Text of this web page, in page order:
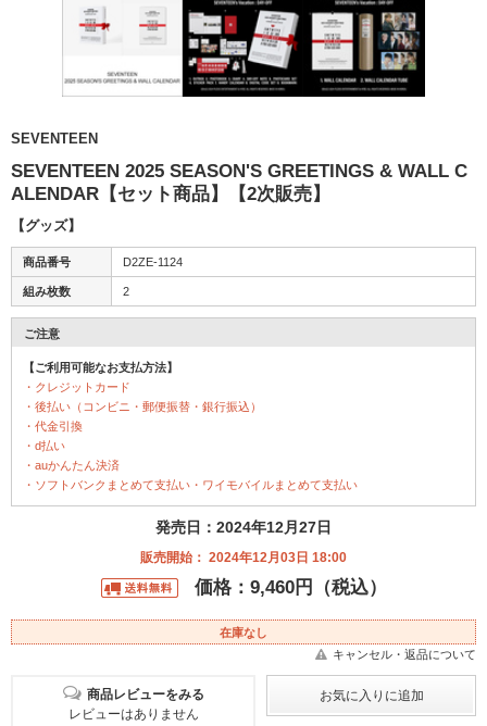
SEVENTEEN
SEVENTEEN 2025 SEASON'S GREETINGS & WALL C
ALENDAR【セット商品】【2次販売】
【グッズ】
商品番号 D2ZE-1124
組み枚数 2
ご注意
【ご利用可能なお支払方法】
・クレジットカード
・後払い（コンビニ・郵便振替・銀行振込）
・代金引換
・d払い
・auかんたん決済
・ソフトバンクまとめて支払い・ワイモバイルまとめて支払い
発売日：2024年12月27日
販売開始： 2024年12月03日 18:00
価格：9,460円（税込）
在庫なし
キャンセル・返品について
商品レビューをみる
レビューはありません